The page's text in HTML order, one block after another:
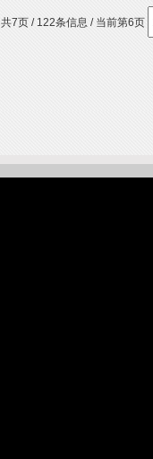
共7页 / 122条信息 / 当前第6页